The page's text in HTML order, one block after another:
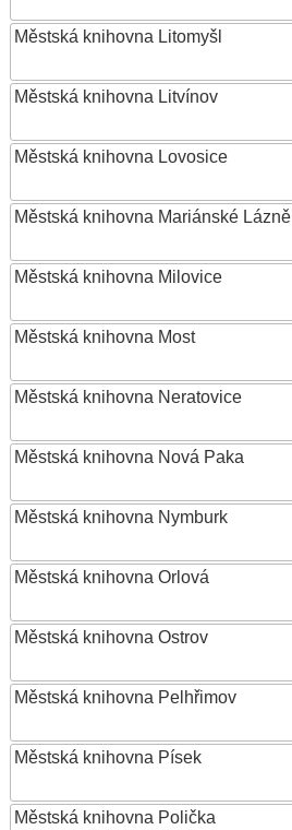
Městská knihovna Litomyšl
Městská knihovna Litvínov
Městská knihovna Lovosice
Městská knihovna Mariánské Lázně
Městská knihovna Milovice
Městská knihovna Most
Městská knihovna Neratovice
Městská knihovna Nová Paka
Městská knihovna Nymburk
Městská knihovna Orlová
Městská knihovna Ostrov
Městská knihovna Pelhřimov
Městská knihovna Písek
Městská knihovna Polička